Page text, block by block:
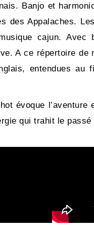
Banjo et
des Appalaches.
cajun.
A ce répertoire
entendues au
évoque
qui trahit le